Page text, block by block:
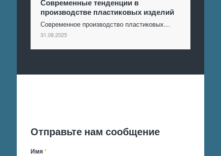
Современные тенденции в
производстве пластиковых изделий
Современное производство пластиковых…
31.08.2025
Отправьте нам сообщение
Имя*